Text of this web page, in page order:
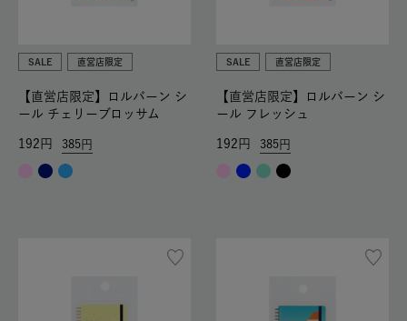
SALE 直営店限定
【直営店限定】ロルバーン シ
ール チェリーブロッサム
385
192
SALE 直営店限定
【直営店限定】ロルバーン シ
ール フレッシュ
385
192